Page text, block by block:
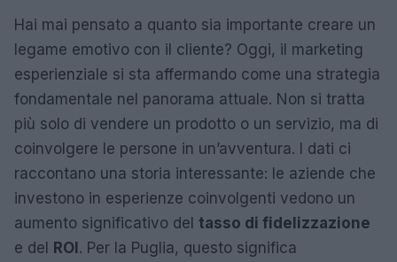
Hai mai pensato a quanto sia importante creare un
legame emotivo con il cliente? Oggi, il marketing
esperienziale si sta affermando come una strategia
fondamentale nel panorama attuale. Non si tratta
più solo di vendere un prodotto o un servizio, ma di
coinvolgere le persone in un’avventura. I dati ci
raccontano una storia interessante: le aziende che
investono in esperienze coinvolgenti vedono un
aumento significativo del tasso di fidelizzazione
e del ROI. Per la Puglia, questo significa